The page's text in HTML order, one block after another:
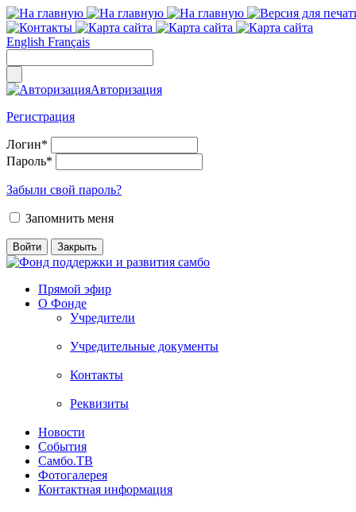
English Français
Авторизация
Регистрация
Логин*
Пароль*
Забыли свой пароль?
Запомнить меня
Прямой эфир
О Фонде
Учредители
Учредительные документы
Контакты
Реквизиты
Новости
События
Самбо.ТВ
Фотогалерея
Контактная информация